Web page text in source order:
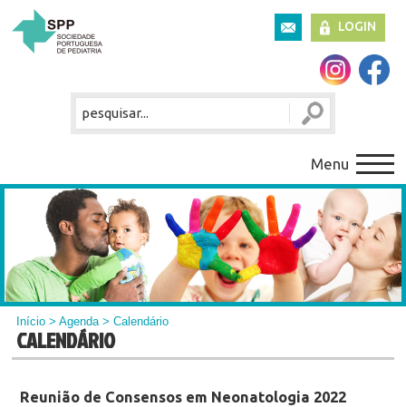
LOGIN
Menu
Início >Agenda> Calendário
CALENDÁRIO
Reunião de Consensos em Neonatologia 2022